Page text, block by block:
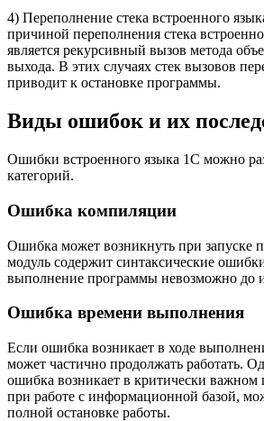
4) Переполнение стека встроенного
причиной переполнения стека
является рекурсивный вызов метода
выхода. В этих случаях стек вызовов
приводит к остановке программы.
Виды ошибок и их
Ошибки встроенного языка 1С можно
категорий.
Ошибка компиляции
Ошибка может возникнуть при запуске
модуль содержит синтаксические
выполнение программы невозможно до
Ошибка времени выполнения
Если ошибка возникает в ходе
может частично продолжать работать.
ошибка возникает в критически важном
при работе с информационной базой,
полной остановке работы.